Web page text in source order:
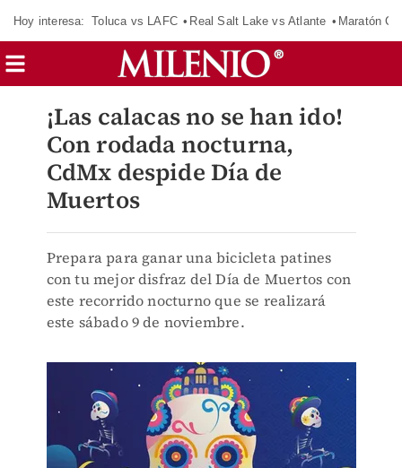
Hoy interesa: Toluca vs LAFC Real Salt Lake vs Atlante Maratón
¡Las calacas no se han ido!
Con rodada nocturna,
CdMx despide Día de
Muertos
Prepara para ganar una bicicleta patines
con tu mejor disfraz del Día de Muertos con
este recorrido nocturno que se realizará
este sábado 9 de noviembre.